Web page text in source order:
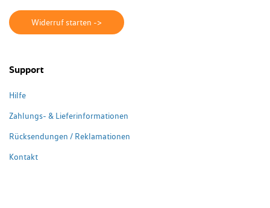
Widerruf starten ->
Support
Hilfe
Zahlungs- & Lieferinformationen
Rücksendungen / Reklamationen
Kontakt